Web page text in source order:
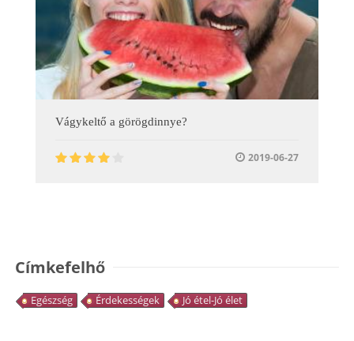
Vágykeltő a görögdinnye?
2019-06-27
Címkefelhő
Egészség Érdekességek Jó étel-Jó élet